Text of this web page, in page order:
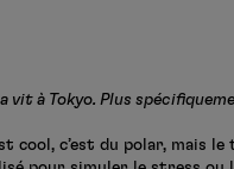
vit à Tokyo. Plus
cool, c’est du polar, mais